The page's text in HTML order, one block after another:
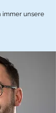
immer unsere